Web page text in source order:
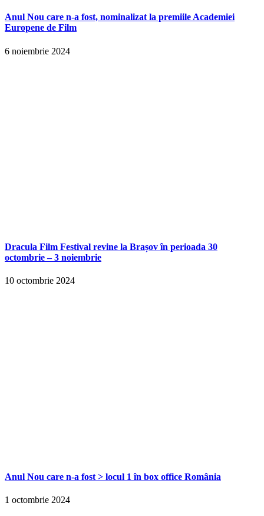
Anul Nou care n-a fost, nominalizat la premiile Academiei
Europene de Film
6 noiembrie 2024
Dracula Film Festival revine la Brașov în perioada 30
octombrie – 3 noiembrie
10 octombrie 2024
Anul Nou care n-a fost > locul 1 în box office România
1 octombrie 2024